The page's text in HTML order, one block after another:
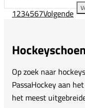
1234567Volgende
Op zoek naar
PassaHockey aan
het meest